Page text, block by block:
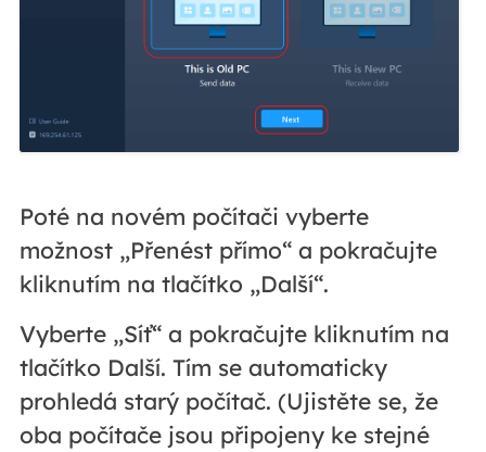
Poté na novém počítači vyberte
možnost „Přenést přímo“ a pokračujte
kliknutím na tlačítko „Další“.
Vyberte „Síť“ a pokračujte kliknutím na
tlačítko Další. Tím se automaticky
prohledá starý počítač. (Ujistěte se, že
oba počítače jsou připojeny ke stejné